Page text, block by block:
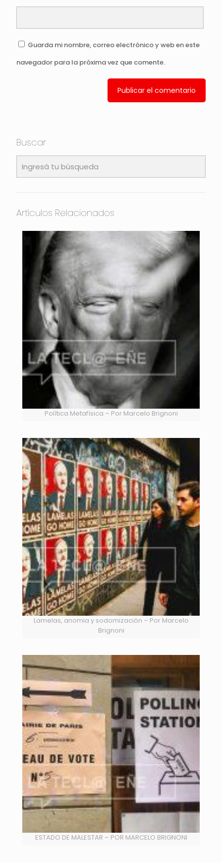
Guarda mi nombre, correo electrónico y web en este
navegador para la próxima vez que comente.
Buscar
Artículos Relacionados
Política Metafísica – Por Marcelo Brignoni
Lamelas, anomia y sodomización – Por Marcelo
Brignoni
ESTADO DE MALESTAR – POR MARCELO BRIGNONI